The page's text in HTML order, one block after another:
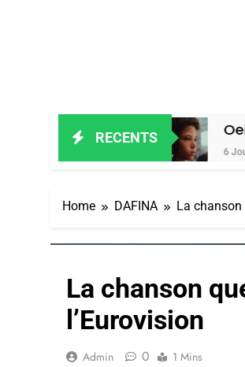
RECENTSOeil Ravageur
6 Jours Ago
Home DAFINA La chanson
La chanson
l’Eurovision
Admin 0 1 Mins